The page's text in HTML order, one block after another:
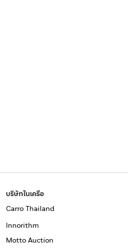
บริษัทในเครือ
Carro Thailand
Innorithm
Motto Auction